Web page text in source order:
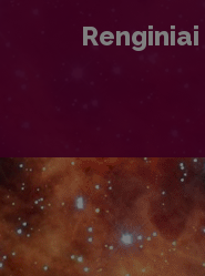
Renginiai